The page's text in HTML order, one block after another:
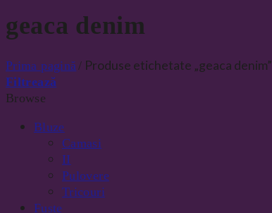
geaca denim
Prima pagină/ Produse etichetate „geaca denim”
Filtrează
Browse
Bluze
Camasi
II
Pulovere
Tricouri
Fuste